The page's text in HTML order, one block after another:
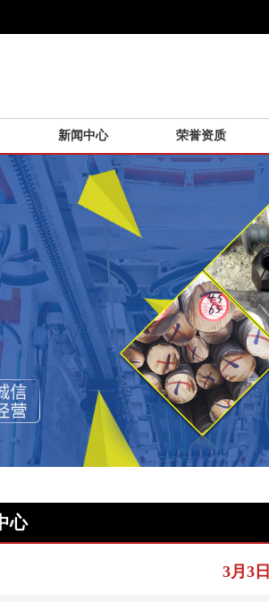
新闻中心 荣誉资质
心
3月3